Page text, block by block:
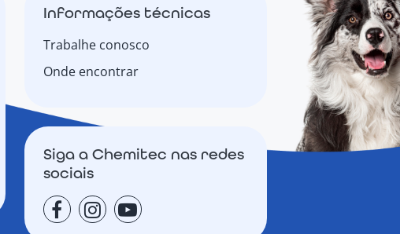
Informações técnicas
Trabalhe conosco
Onde encontrar
Siga a Chemitec nas redes
sociais